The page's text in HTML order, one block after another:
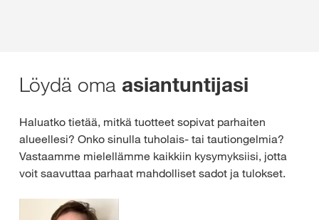
Löydä oma asiantuntijasi
Haluatko tietää, mitkä tuotteet sopivat parhaiten
alueellesi? Onko sinulla tuholais- tai tautiongelmia?
Vastaamme mielellämme kaikkiin kysymyksiisi, jotta
voit saavuttaa parhaat mahdolliset sadot ja tulokset.